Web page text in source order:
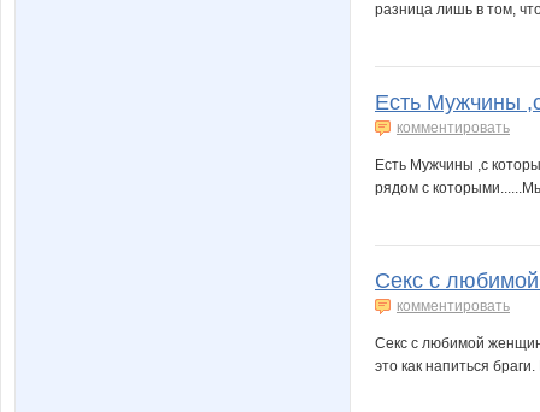
разница лишь в том,
Есть Мужчины
комментировать
Есть Мужчины ,с
рядом с
Секс с
комментировать
Секс с любимой
это как напиться